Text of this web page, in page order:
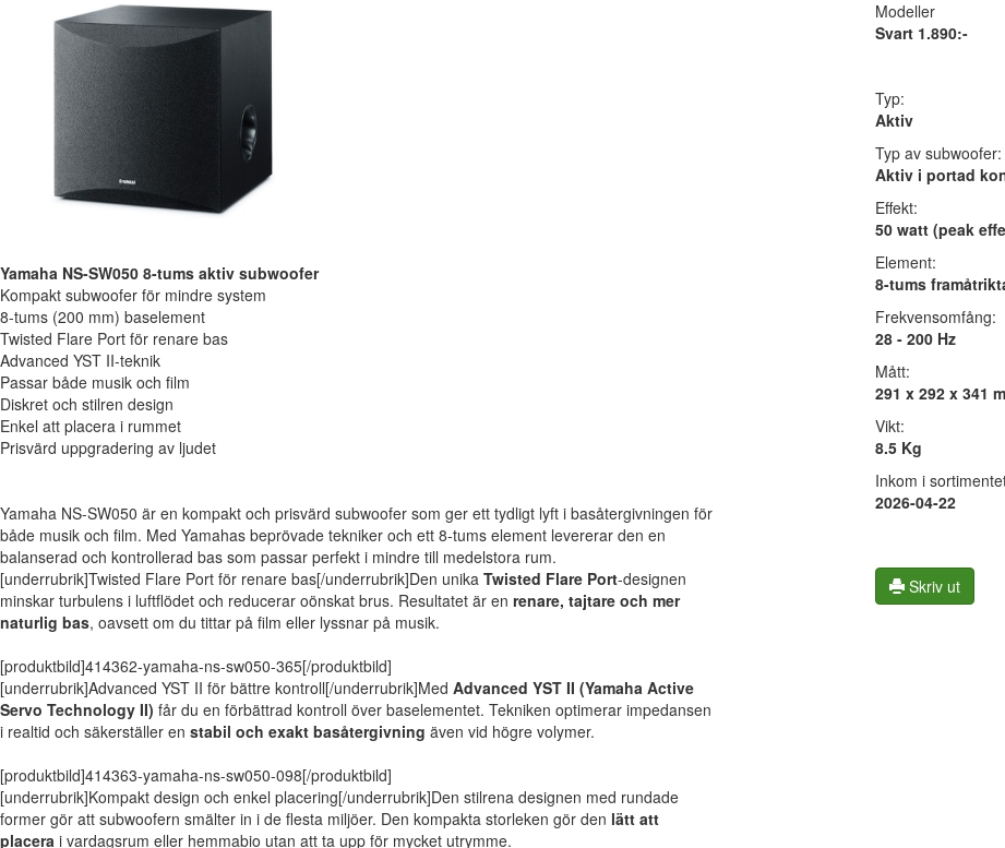
Yamaha NS-SW050 8-tums aktiv subwoofer
Kompakt subwoofer för mindre system
8-tums (200 mm) baselement
Twisted Flare Port för renare bas
Advanced YST II-teknik
Passar både musik och film
Diskret och stilren design
Enkel att placera i rummet
Prisvärd uppgradering av ljudet
Yamaha NS-SW050 är en kompakt och prisvärd subwoofer som ger ett tydligt lyft i basåtergivningen för
både musik och film. Med Yamahas beprövade tekniker och ett 8-tums element levererar den en
balanserad och kontrollerad bas som passar perfekt i mindre till medelstora rum.
[underrubrik]Twisted Flare Port för renare bas[/underrubrik]Den unika Twisted Flare Port-designen
minskar turbulens i luftflödet och reducerar oönskat brus. Resultatet är en renare, tajtare och mer
naturlig bas, oavsett om du tittar på film eller lyssnar på musik.
[produktbild]414362-yamaha-ns-sw050-365[/produktbild]
[underrubrik]Advanced YST II för bättre kontroll[/underrubrik]Med Advanced YST II (Yamaha Active
Servo Technology II) får du en förbättrad kontroll över baselementet. Tekniken optimerar impedansen
i realtid och säkerställer en stabil och exakt basåtergivning även vid högre volymer.
[produktbild]414363-yamaha-ns-sw050-098[/produktbild]
[underrubrik]Kompakt design och enkel placering[/underrubrik]Den stilrena designen med rundade
former gör att subwoofern smälter in i de flesta miljöer. Den kompakta storleken gör den lätt att
placera i vardagsrum eller hemmabio utan att ta upp för mycket utrymme.
Modeller
Svart 1.890:-
Typ:
Aktiv
Typ av subwoofer:
Aktiv i portad
Effekt:
50 watt (peak
Element:
8-tums
Frekvensomfång:
28 - 200 Hz
Mått:
291 x 292 x 341
Vikt:
8.5 Kg
Inkom i
2026-04-22
Skriv ut